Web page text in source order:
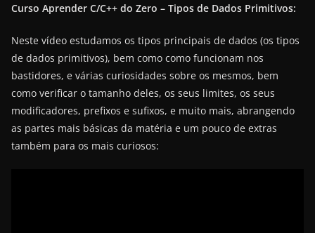
Curso Aprender C/C++ do Zero – Tipos de Dados Primitivos:
Neste vídeo estudamos os tipos principais de dados (os tipos
de dados primitivos), bem como como funcionam nos
bastidores, e várias curiosidades sobre os mesmos, bem
como verificar o tamanho deles, os seus limites, os seus
modificadores, prefixos e sufixos, e muito mais, abrangendo
as partes mais básicas da matéria e um pouco de extras
também para os mais curiosos: